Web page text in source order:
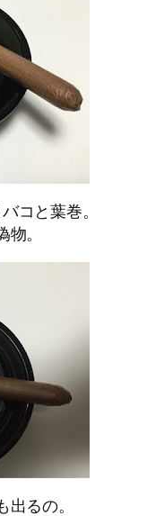
コと葉巻。
。
るの。